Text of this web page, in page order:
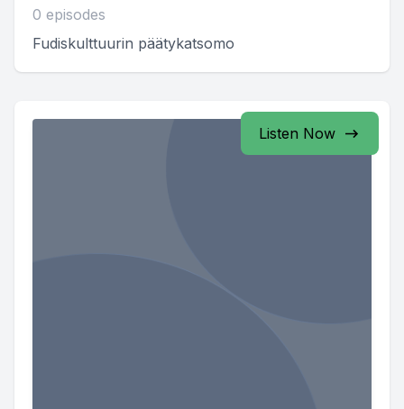
0 episodes
Fudiskulttuurin päätykatsomo
Listen Now